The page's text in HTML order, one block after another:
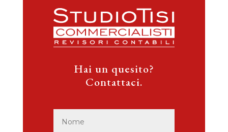
Hai un quesito?
Contattaci.